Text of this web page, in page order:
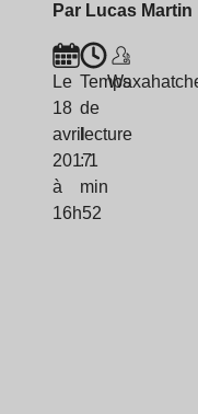
Par Lucas Martin
Le
18
avril
2017
à
16h52
Temps
de
lecture
: 1
min